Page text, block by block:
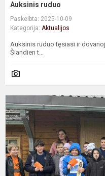
Auksinis ruduo
Paskelbta: 2025-10-09
Kategorija: Aktualijos
Auksinis ruduo tęsiasi ir
Šiandien t...